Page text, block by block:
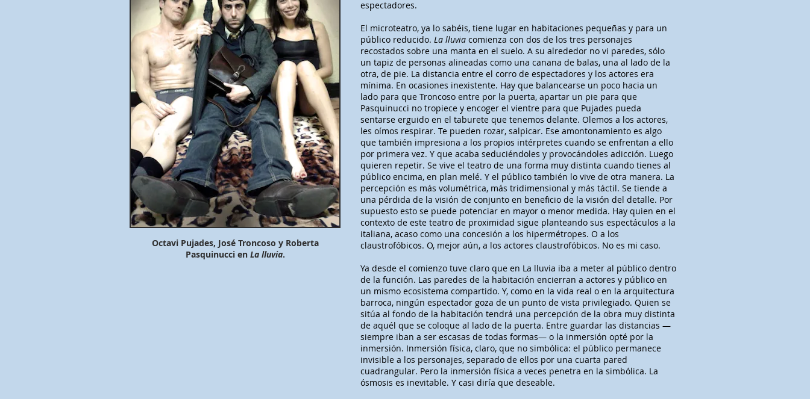
Octavi Pujades, José Troncoso y Roberta
Pasquinucci en La lluvia.
espectadores.
El microteatro, ya lo sabéis, tiene lugar en habitaciones pequeñas y para un
público reducido. La lluvia comienza con dos de los tres personajes
recostados sobre una manta en el suelo. A su alrededor no vi paredes, sólo
un tapiz de personas alineadas como una canana de balas, una al lado de la
otra, de pie. La distancia entre el corro de espectadores y los actores era
mínima. En ocasiones inexistente. Hay que balancearse un poco hacia un
lado para que Troncoso entre por la puerta, apartar un pie para que
Pasquinucci no tropiece y encoger el vientre para que Pujades pueda
sentarse erguido en el taburete que tenemos delante. Olemos a los actores,
les oímos respirar. Te pueden rozar, salpicar. Ese amontonamiento es algo
que también impresiona a los propios intérpretes cuando se enfrentan a ello
por primera vez. Y que acaba seduciéndoles y provocándoles adicción. Luego
quieren repetir. Se vive el teatro de una forma muy distinta cuando tienes al
público encima, en plan melé. Y el público también lo vive de otra manera. La
percepción es más volumétrica, más tridimensional y más táctil. Se tiende a
una pérdida de la visión de conjunto en beneficio de la visión del detalle. Por
supuesto esto se puede potenciar en mayor o menor medida. Hay quien en el
contexto de este teatro de proximidad sigue planteando sus espectáculos a la
italiana, acaso como una concesión a los hipermétropes. O a los
claustrofóbicos. O, mejor aún, a los actores claustrofóbicos. No es mi caso.
Ya desde el comienzo tuve claro que en La lluvia iba a meter al público dentro
de la función. Las paredes de la habitación encierran a actores y público en
un mismo ecosistema compartido. Y, como en la vida real o en la arquitectura
barroca, ningún espectador goza de un punto de vista privilegiado. Quien se
sitúa al fondo de la habitación tendrá una percepción de la obra muy distinta
de aquél que se coloque al lado de la puerta. Entre guardar las distancias —
siempre iban a ser escasas de todas formas— o la inmersión opté por la
inmersión. Inmersión física, claro, que no simbólica: el público permanece
invisible a los personajes, separado de ellos por una cuarta pared
cuadrangular. Pero la inmersión física a veces penetra en la simbólica. La
ósmosis es inevitable. Y casi diría que deseable.